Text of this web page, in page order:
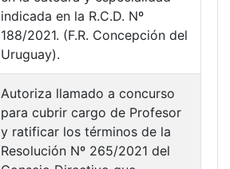
indicada en la R.C.D. Nº
188/2021. (F.R. Concepción del
Uruguay).
Autoriza llamado a concurso
para cubrir cargo de Profesor
y ratificar los términos de la
Resolución Nº 265/2021 del